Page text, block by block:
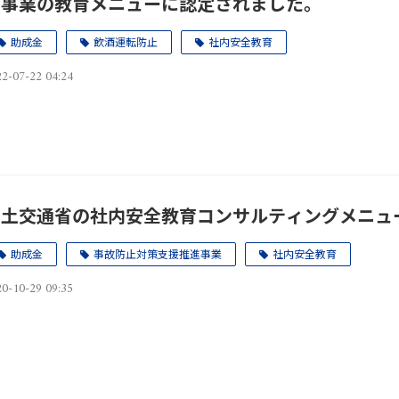
助成金 飲酒運転防止 社内安全教育
07-22 04:24
交通省の社内安全教育コンサルティングメニュ
助成金 事故防止対策支援推進事業 社内安全教育
10-29 09:35